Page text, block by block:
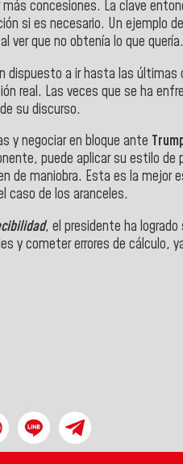
concesiones. La clave
si es necesario. Un ejemplo
ver que no obtenía lo que
dispuesto a ir hasta las
real. Las veces que se ha
su discurso.
y negociar en bloque ante
puede aplicar su estilo de
de maniobra. Esta es la
caso de los aranceles.
, el presidente ha
y cometer errores de cálculo,